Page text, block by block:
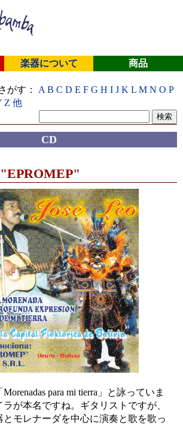
楽器について 商品
がす： A B C D E F G H I J K L M N O P
Z 他
CD
para mi tierra」と詠っていま
が本名ですね。ギタリストですが、
モレナーダを中心に演奏と歌を歌っ